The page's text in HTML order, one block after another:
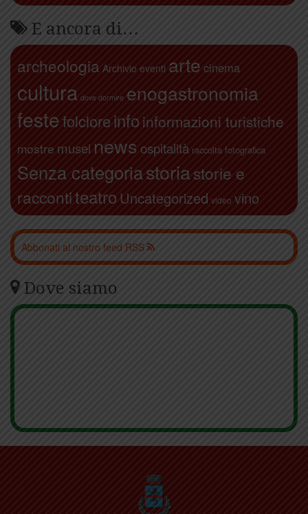
E ancora di…
archeologia Archivio eventi arte cinema
cultura dove dormire enogastronomia
festefolcloreinfo informazioni turistiche
mostre musei news ospitalità raccolta fotografica
Senza categoriastoriastorie e
raccontiteatro Uncategorized video vino
Abbonati al nostro feed RSS
Dove siamo